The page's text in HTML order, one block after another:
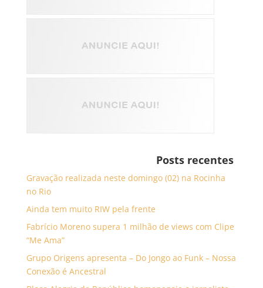
Posts recentes
Gravação realizada neste domingo (02) na Rocinha
no Rio
Ainda tem muito RIW pela frente
Fabrício Moreno supera 1 milhão de views com Clipe
“Me Ama”
Grupo Origens apresenta – Do Jongo ao Funk – Nossa
Conexão é Ancestral